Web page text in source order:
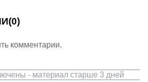
(0)
комментарии.
- материал старше 3 дней